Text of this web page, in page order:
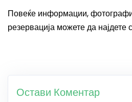
Повеќе информации,
резервација можете да најдете
Остави Коментар